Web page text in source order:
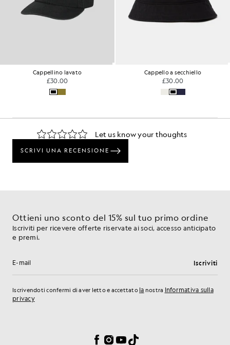
Cappellino lavato
£30.00
Cappello a secchiello
£30.00
Ottieni uno sconto del 15% sul tuo primo ordine
Iscriviti per ricevere offerte riservate ai soci, accesso anticipato
e premi.
Indirizzo e-mail Iscriviti
Iscrivendoti confermi di aver letto e accettato la nostra Informativa sulla
privacy
Facebook
Instagram
YouTube
TikTok